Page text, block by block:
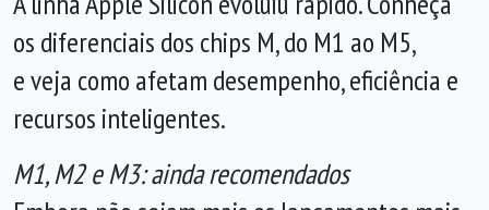
os diferenciais dos chips M, do M1 ao M5,
e veja como afetam desempenho, eficiência e
recursos inteligentes.
M1, M2 e M3: ainda recomendados